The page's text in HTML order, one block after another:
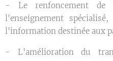
- Le renfoncement
l'enseignement
l'information destinée aux
- L'amélioration du